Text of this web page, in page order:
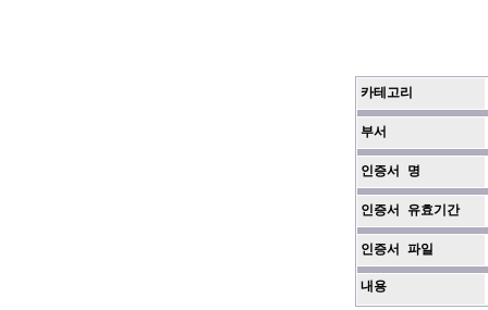
카테고리
부서
인증서 명
인증서 유효기간
인증서 파일
내용